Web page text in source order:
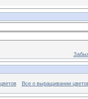
Все о выращивании